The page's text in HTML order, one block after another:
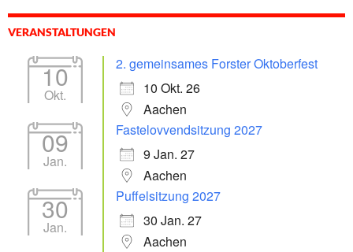
VERANSTALTUNGEN
10
Okt.
2. gemeinsames Forster Oktoberfest
10 Okt. 26
Aachen
09
Jan.
Fastelovvendsitzung 2027
9 Jan. 27
Aachen
30
Jan.
Puffelsitzung 2027
30 Jan. 27
Aachen